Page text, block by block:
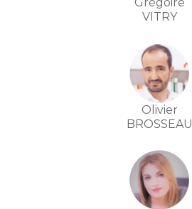
Grégoire
VITRY
Olivier
BROSSEAU